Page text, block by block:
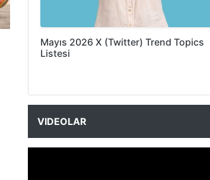
Mayıs 2026 X (Twitter) Trend Topics
Listesi
VIDEOLAR